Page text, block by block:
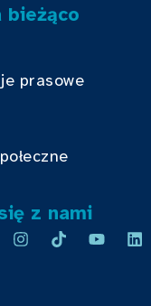
bieżąco
prasowe
z nami